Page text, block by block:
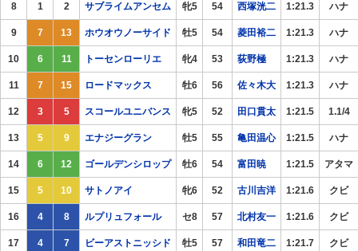
8 1 2 サブライムアンセム 牝5 54 西塚洸二 1:21.3 ハナ
9 7 13 ホウオウノーサイド 牡5 54 菱田裕二 1:21.3 ハナ
10 6 11 トーセンローリエ 牝4 53 荻野極 1:21.3 ハナ
11 7 15 ロードマックス 牡6 56 佐々木大 1:21.3 ハナ
12 3 5 スコールユニバンス 牝5 52 田口貫太 1:21.5 1.1/4
13 5 9 エナジーグラン 牡5 55 亀田温心 1:21.5 ハナ
14 6 12 ゴールデンシロップ 牡6 54 富田暁 1:21.5 アタマ
15 5 10 サトノアイ 牝6 52 古川吉洋 1:21.6 クビ
16 4 8 ルプリュフォール セ8 57 北村友一 1:21.6 クビ
17 4 7 ビーアストニッシド 牡5 57 和田竜二 1:21.7 クビ